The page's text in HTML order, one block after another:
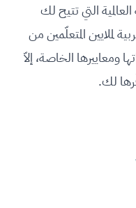
التي تتيح لك
لملايين المتعلّمين من
ومعاييرها الخاصة، إلاّ
لك.